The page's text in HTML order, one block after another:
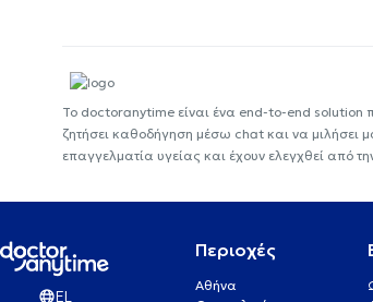
Το doctoranytime είναι ένα end-to-end solution
ζητήσει καθοδήγηση μέσω chat και να μιλήσει
επαγγελματία υγείας και έχουν ελεγχθεί από
EL
Περιοχές
Αθήνα